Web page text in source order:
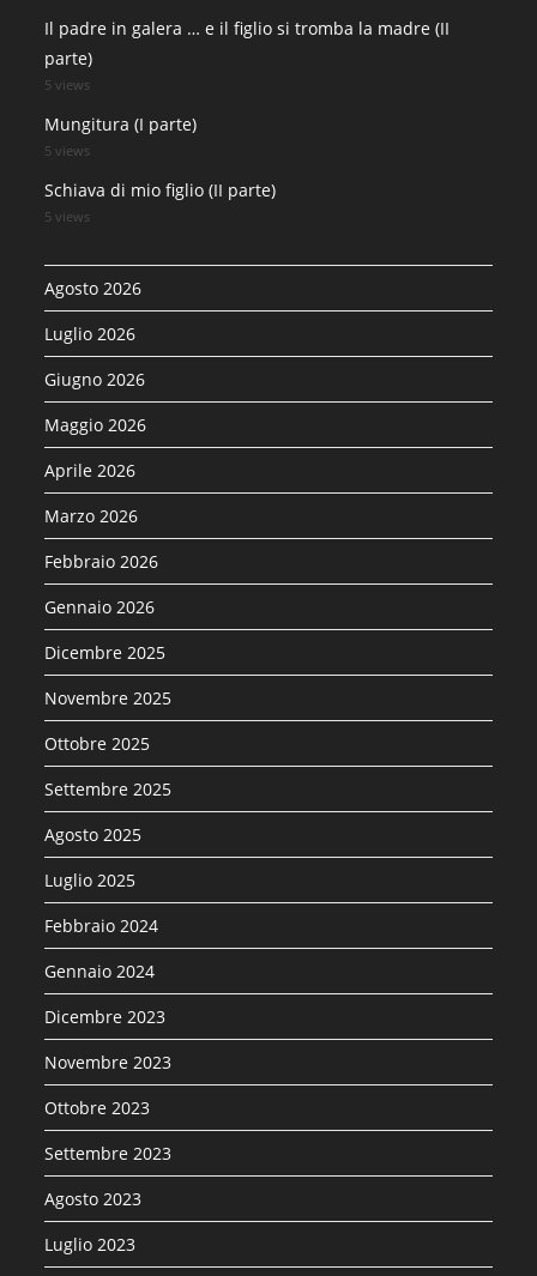
Il padre in galera … e il figlio si tromba la madre (II
parte)
5 views
Mungitura (I parte)
5 views
Schiava di mio figlio (II parte)
5 views
Agosto 2026
Luglio 2026
Giugno 2026
Maggio 2026
Aprile 2026
Marzo 2026
Febbraio 2026
Gennaio 2026
Dicembre 2025
Novembre 2025
Ottobre 2025
Settembre 2025
Agosto 2025
Luglio 2025
Febbraio 2024
Gennaio 2024
Dicembre 2023
Novembre 2023
Ottobre 2023
Settembre 2023
Agosto 2023
Luglio 2023